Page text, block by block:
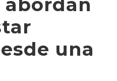
una